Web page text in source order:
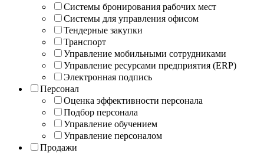
Системы бронирования рабочих мест
Системы для управления офисом
Тендерные закупки
Транспорт
Управление мобильными сотрудниками
Управление ресурсами предприятия (ERP)
Электронная подпись
Персонал
Оценка эффективности персонала
Подбор персонала
Управление обучением
Управление персоналом
Продажи